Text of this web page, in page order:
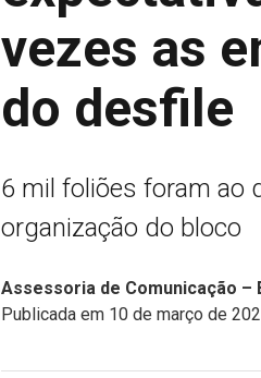
vezes as
do desfile
6 mil foliões foram ao
organização do bloco
Assessoria de Comunicação –
Publicada em 10 de março de